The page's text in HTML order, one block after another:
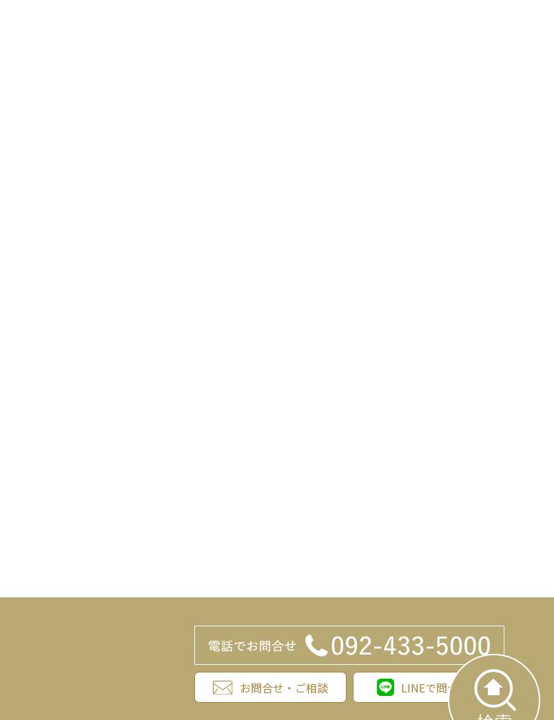
お問合せ・ご相談 LINEで問合わせ